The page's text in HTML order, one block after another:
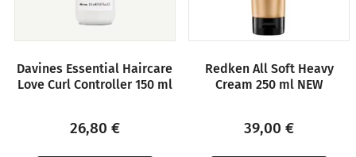
Davines Essential Haircare
Love Curl Controller 150 ml
26,80 €
Redken All Soft Heavy
Cream 250 ml NEW
39,00€